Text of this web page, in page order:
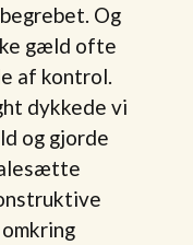
Og
gæld ofte
af kontrol.
dykkede vi
og gjorde